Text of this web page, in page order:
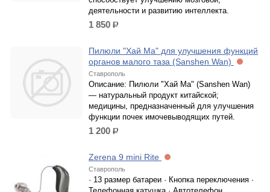
деятельности и развитию интеллекта.
1 850 р.
Пилюли "Хай Ма" для улучшения функций
органов малого таза (Sanshen Wan)
Ставрополь
Описание: Пилюли "Хай Ма" (Sanshen Wan)
— натуральный продукт китайской;
медицины, предназначенный для улучшения
функции почек имочевыводящих путей.
1 200 р.
Zerena 9 mini Rite
Ставрополь
· 13 размер батареи · Кнопка переключения ·